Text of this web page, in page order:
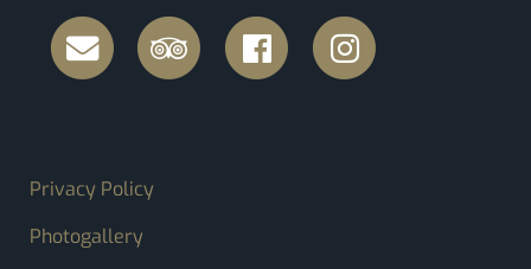
FOOTER MENU
Privacy Policy
Photogallery